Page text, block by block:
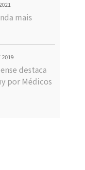
mais
2019
destaca
por Médicos